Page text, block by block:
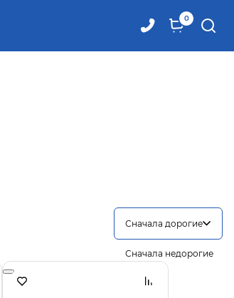
0
Сначала дорогие
Сначала недорогие